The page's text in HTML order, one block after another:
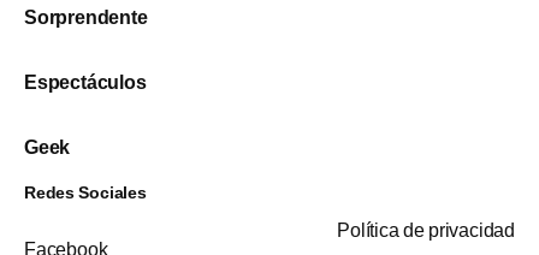
Sorprendente
Espectáculos
Geek
Redes Sociales
Facebook
Política de privacidad